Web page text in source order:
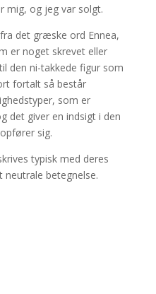
mig, og jeg var solgt.
det græske ord Ennea,
er noget skrevet eller
den ni-takkede figur som
fortalt så består
som er
det giver en indsigt i den
sig.
typisk med deres
betegnelse.